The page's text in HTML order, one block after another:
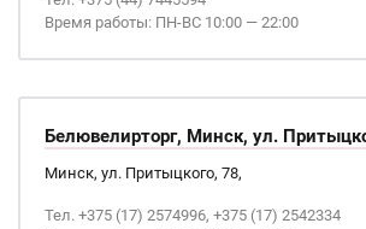
Время работы: ПН-ВС 10:00 — 22:00
Белювелирторг, Минск, ул.
Минск, ул. Притыцкого, 78,
Тел. +375 (17) 2574996, +375 (17) 2542334